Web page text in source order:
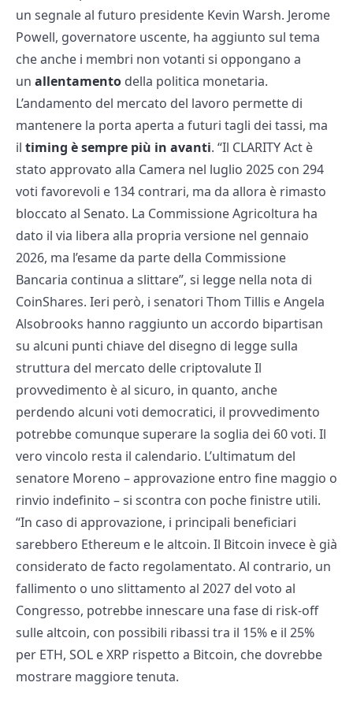
un segnale al futuro presidente Kevin Warsh. Jerome
Powell, governatore uscente, ha aggiunto sul tema
che anche i membri non votanti si oppongano a
un allentamento della politica monetaria.
L’andamento del mercato del lavoro permette di
mantenere la porta aperta a futuri tagli dei tassi, ma
il timing è sempre più in avanti. “Il CLARITY Act è
stato approvato alla Camera nel luglio 2025 con 294
voti favorevoli e 134 contrari, ma da allora è rimasto
bloccato al Senato. La Commissione Agricoltura ha
dato il via libera alla propria versione nel gennaio
2026, ma l’esame da parte della Commissione
Bancaria continua a slittare”, si legge nella nota di
CoinShares. Ieri però, i senatori Thom Tillis e Angela
Alsobrooks hanno raggiunto un accordo bipartisan
su alcuni punti chiave del disegno di legge sulla
struttura del mercato delle criptovalute Il
provvedimento è al sicuro, in quanto, anche
perdendo alcuni voti democratici, il provvedimento
potrebbe comunque superare la soglia dei 60 voti. Il
vero vincolo resta il calendario. L’ultimatum del
senatore Moreno – approvazione entro fine maggio o
rinvio indefinito – si scontra con poche finistre utili.
“In caso di approvazione, i principali beneficiari
sarebbero Ethereum e le altcoin. Il Bitcoin invece è già
considerato de facto regolamentato. Al contrario, un
fallimento o uno slittamento al 2027 del voto al
Congresso, potrebbe innescare una fase di risk-off
sulle altcoin, con possibili ribassi tra il 15% e il 25%
per ETH, SOL e XRP rispetto a Bitcoin, che dovrebbe
mostrare maggiore tenuta.